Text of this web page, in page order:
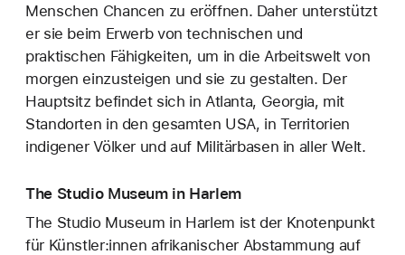
Menschen Chancen zu eröffnen. Daher unterstützt
er sie beim Erwerb von technischen und
praktischen Fähigkeiten, um in die Arbeitswelt von
morgen einzusteigen und sie zu gestalten. Der
Hauptsitz befindet sich in Atlanta, Georgia, mit
Standorten in den gesamten USA, in Territorien
indigener Völker und auf Militärbasen in aller Welt.
The Studio Museum in Harlem
The Studio Museum in Harlem ist der Knotenpunkt
für Künstler:innen afrikanischer Abstammung auf